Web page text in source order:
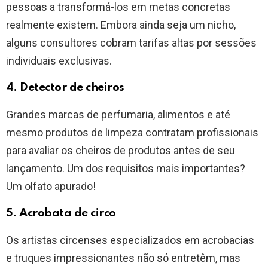
pessoas a transformá-los em metas concretas
realmente existem. Embora ainda seja um nicho,
alguns consultores cobram tarifas altas por sessões
individuais exclusivas.
4. Detector de cheiros
Grandes marcas de perfumaria, alimentos e até
mesmo produtos de limpeza contratam profissionais
para avaliar os cheiros de produtos antes de seu
lançamento. Um dos requisitos mais importantes?
Um olfato apurado!
5. Acrobata de circo
Os artistas circenses especializados em acrobacias
e truques impressionantes não só entretêm, mas